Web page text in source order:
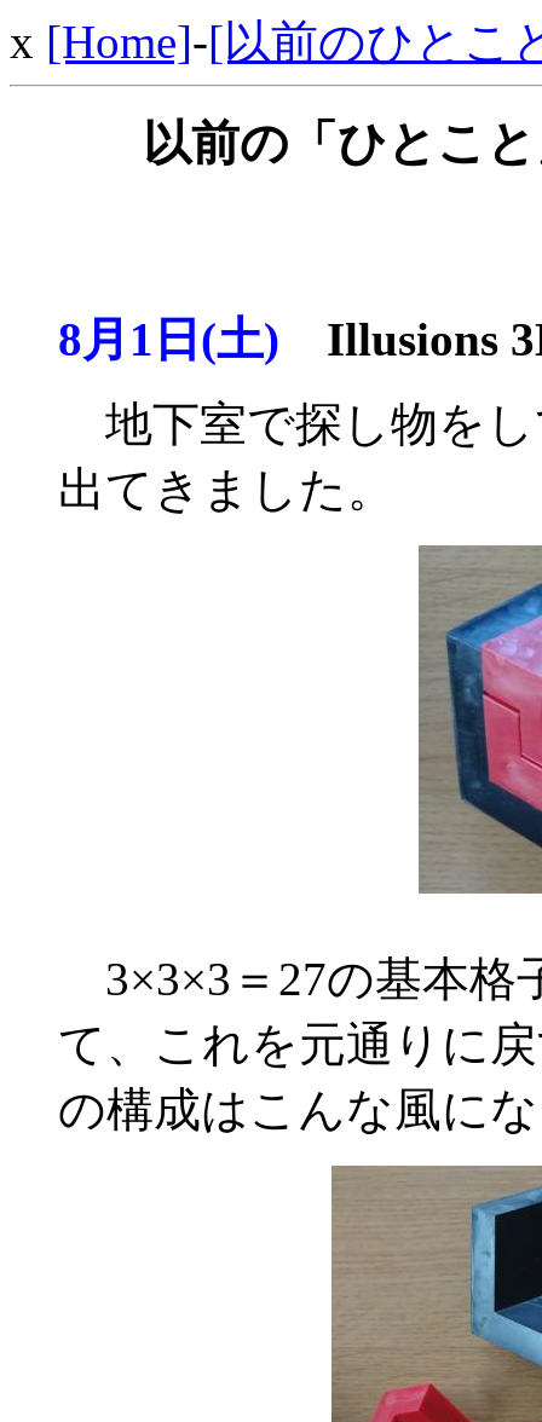
x [Home]-[以前のひとこ
以前の「ひとこ
8月1日(土) Illusions
地下室で探し物を
出てきました。
3×3×3＝27の基本格
て、これを元通りに
の構成はこんな風に